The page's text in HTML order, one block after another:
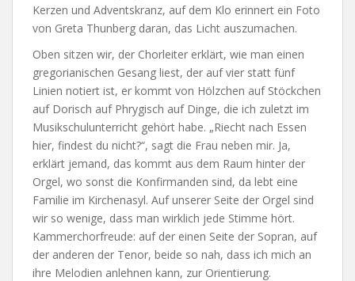
Kerzen und Adventskranz, auf dem Klo erinnert ein Foto
von Greta Thunberg daran, das Licht auszumachen.
Oben sitzen wir, der Chorleiter erklärt, wie man einen
gregorianischen Gesang liest, der auf vier statt fünf
Linien notiert ist, er kommt von Hölzchen auf Stöckchen
auf Dorisch auf Phrygisch auf Dinge, die ich zuletzt im
Musikschulunterricht gehört habe. „Riecht nach Essen
hier, findest du nicht?“, sagt die Frau neben mir. Ja,
erklärt jemand, das kommt aus dem Raum hinter der
Orgel, wo sonst die Konfirmanden sind, da lebt eine
Familie im Kirchenasyl. Auf unserer Seite der Orgel sind
wir so wenige, dass man wirklich jede Stimme hört.
Kammerchorfreude: auf der einen Seite der Sopran, auf
der anderen der Tenor, beide so nah, dass ich mich an
ihre Melodien anlehnen kann, zur Orientierung.